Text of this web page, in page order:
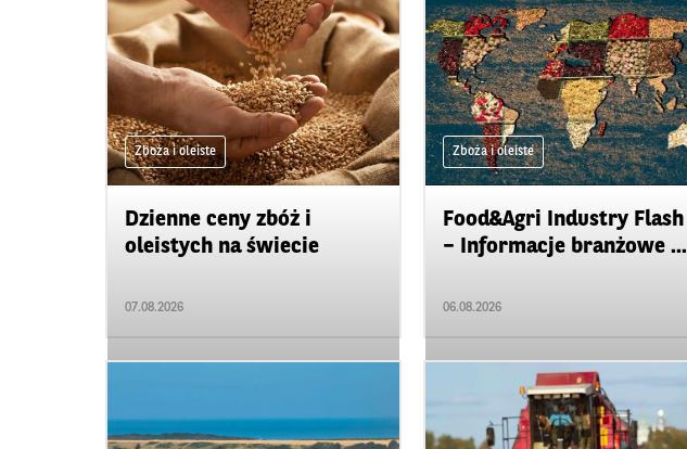
Zboża i oleiste
Dzienne ceny zbóż i
oleistych na świecie
07.08.2026
Zboża i oleiste
Food&Agri Industry Flash
– Informacje branżowe ...
06.08.2026